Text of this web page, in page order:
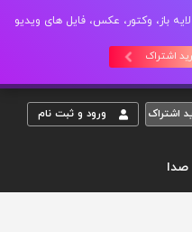
ماهیانه تا 600 طرح لایه باز، وکتور، عکس، فایل های ویدیو
اشتراک
اشتراک ورود و ثبت نام
صدا